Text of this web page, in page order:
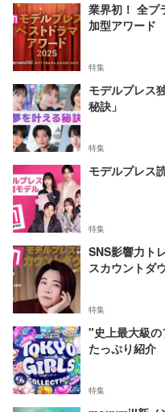
業界初！ 全プ
加型アワード
特集
モデルプレス
秘訣」
特集
モデルプレス
特集
SNS影響力ト
スカウントダ
特集
"史上最大級
たっぷり紹介
特集